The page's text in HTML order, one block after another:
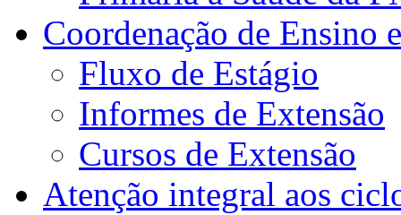
Coordenação de Ensino
Fluxo de Estágio
Informes de Extensão
Cursos de Extensão
Atenção integral aos